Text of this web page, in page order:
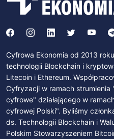
Cyfrowa Ekonomia od 2013
technologii Blockchain i
Litecoin i Ethereum.
Cyfryzacji w ramach strumienia
cyfrowe" działającego w
cyfrowej Polski". Byliśmy
ds. Technologii Blockchain i
Polskim Stowarzyszeniem